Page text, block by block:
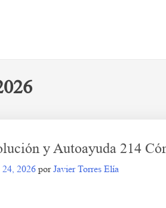
y Autoayuda 214
24, 2026 porJavier Torres Elía